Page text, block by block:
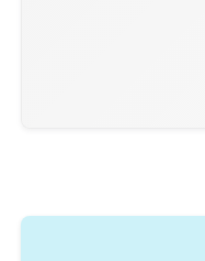
1080p —
Сверхъестественное.
1080p —
Сверхъестественное.